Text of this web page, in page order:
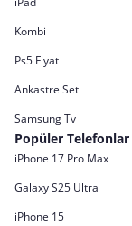
Kombi
Ps5 Fiyat
Ankastre Set
Samsung Tv
Popüler Telefonlar
iPhone 17 Pro Max
Galaxy S25 Ultra
iPhone 15